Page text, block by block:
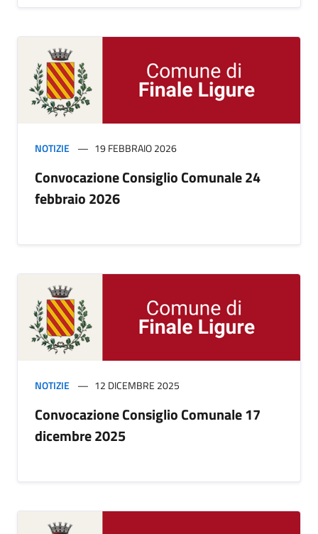
NOTIZIE 19 FEBBRAIO 2026
Convocazione Consiglio Comunale 24
febbraio 2026
NOTIZIE 12 DICEMBRE 2025
Convocazione Consiglio Comunale 17
dicembre 2025